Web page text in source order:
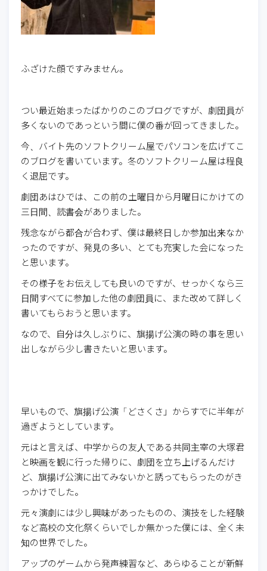
ふざけた顔ですみません。
つい最近始まったばかりのこのブログですが、劇団員が
多くないのであっという間に僕の番が回ってきました。
今、バイト先のソフトクリーム屋でパソコンを広げてこ
のブログを書いています。冬のソフトクリーム屋は程良
く退屈です。
劇団あはひでは、この前の土曜日から月曜日にかけての
三日間、読書会がありました。
残念ながら都合が合わず、僕は最終日しか参加出来なか
ったのですが、発見の多い、とても充実した会になった
と思います。
その様子をお伝えしても良いのですが、せっかくなら三
日間すべてに参加した他の劇団員に、また改めて詳しく
書いてもらおうと思います。
なので、自分は久しぶりに、旗揚げ公演の時の事を思い
出しながら少し書きたいと思います。
早いもので、旗揚げ公演「どさくさ」からすでに半年が
過ぎようとしています。
元はと言えば、中学からの友人である共同主宰の大塚君
と映画を観に行った帰りに、劇団を立ち上げるんだけ
ど、旗揚げ公演に出てみないかと誘ってもらったのがき
っかけでした。
元々演劇には少し興味があったものの、演技をした経験
など高校の文化祭くらいでしか無かった僕には、全く未
知の世界でした。
アップのゲームから発声練習など、あらゆることが新鮮